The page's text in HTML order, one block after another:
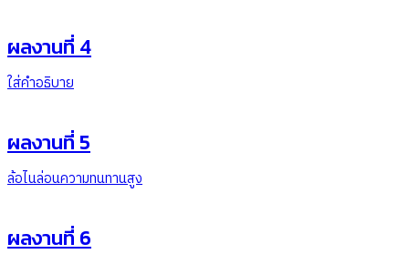
ผลงานที่ 4
ใส่คำอธิบาย
ผลงานที่ 5
ล้อไนล่อนความทนทานสูง
ผลงานที่ 6